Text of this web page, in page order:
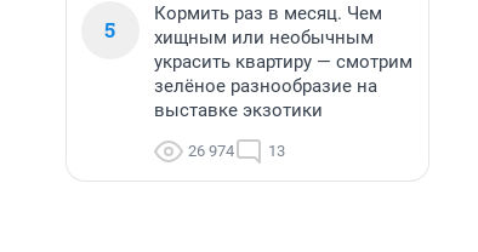
5
Кормить раз в месяц. Чем
хищным или необычным
украсить квартиру — смотрим
зелёное разнообразие на
выставке экзотики
26 974 13